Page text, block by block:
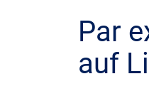
Par
auf